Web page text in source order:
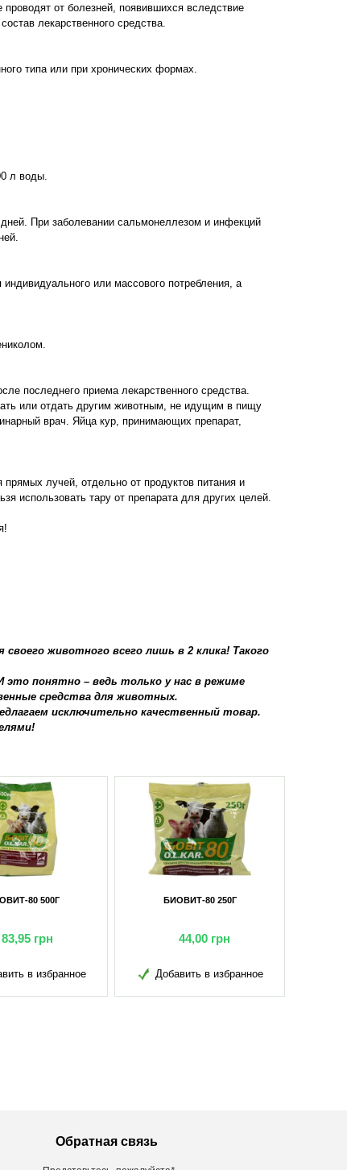
от болезней, появившихся вследствие
лекарственного средства.
типа или при хронических формах.
л воды.
При заболевании сальмонеллезом и инфекций
или массового потребления, а
последнего приема лекарственного средства.
или отдать другим животным, не идущим в пищу
врач. Яйца кур, принимающих препарат,
лучей, отдельно от продуктов питания и
использовать тару от препарата для других целей.
животного всего лишь в 2 клика! Такого
понятно – ведь только у нас в режиме
средства для животных.
исключительно качественный товар.
80 500Г
83,95 грн
в избранное
БИОВИТ-80 250Г
44,00 грн
Добавить в избранное
Обратная связь